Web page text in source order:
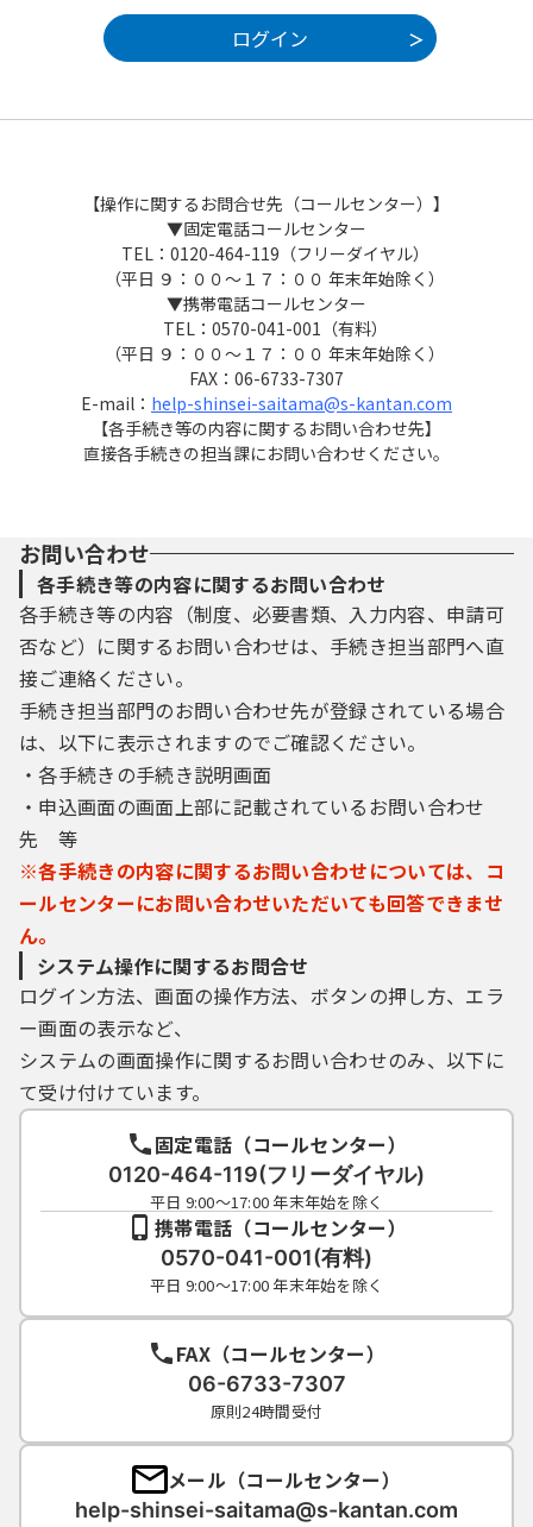
【操作に関するお問合せ先（コールセンター）】
▼固定電話コールセンター
TEL：0120-464-119（フリーダイヤル）
（平日 ９：００～１７：００ 年末年始除く）
▼携帯電話コールセンター
TEL：0570-041-001（有料）
（平日 ９：００～１７：００ 年末年始除く）
FAX：06-6733-7307
E-mail： help-shinsei-saitama@s-kantan.com
【各手続き等の内容に関するお問い合わせ先】
直接各手続きの担当課にお問い合わせください。
お問い合わせ
各手続き等の内容に関するお問い合わせ
各手続き等の内容（制度、必要書類、入力内容、申請可
否など）に関するお問い合わせは、手続き担当部門へ直
接ご連絡ください。
手続き担当部門のお問い合わせ先が登録されている場合
は、以下に表示されますのでご確認ください。
・各手続きの手続き説明画面
・申込画面の画面上部に記載されているお問い合わせ
先 等
※各手続きの内容に関するお問い合わせについては、コ
ールセンターにお問い合わせいただいても回答できませ
ん。
システム操作に関するお問合せ
ログイン方法、画面の操作方法、ボタンの押し方、エラ
ー画面の表示など、
システムの画面操作に関するお問い合わせのみ、以下に
て受け付けています。
固定電話（コールセンター）
0120-464-119(フリーダイヤル)
平日 9:00～17:00 年末年始を除く
携帯電話（コールセンター）
0570-041-001(有料)
平日 9:00～17:00 年末年始を除く
FAX（コールセンター）
06-6733-7307
原則24時間受付
メール（コールセンター）
help-shinsei-saitama@s-kantan.com